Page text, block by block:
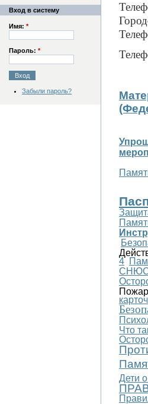
4
СНЮС
Что
Дети
Вход в систему
Имя: *
Пароль: *
Забыли пароль?